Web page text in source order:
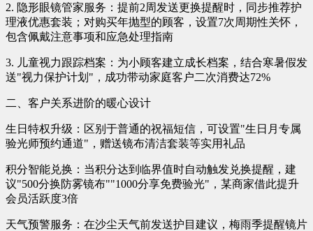
2. 隐形眼镜管家服务：提前2周发送更换提醒时，同步推荐护
理液优惠套装；对购买年抛型的顾客，设置7次周期性关怀，
包含佩戴注意事项和应急处理指南
3. 儿童视力跟踪档案：为小顾客建立成长档案，结合寒暑假发
送"视力保护计划"，成功带动家庭客户二次消费达72%
二、客户关系进阶的暖心设计
生日特权升级：区别于普通的祝福短信，可设置"生日月专属
验光师预约通道"，赠送镜布清洁套装等实用礼品
积分智能兑换：当积分达到临界值时自动触发兑换提醒，建
议"500分换防雾镜布""1000分享免费验光"，某商家借此提升
会员活跃度3倍
天气预警服务：在沙尘天气前发送护目建议，梅雨季提醒镜片